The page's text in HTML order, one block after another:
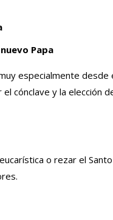
Papa
especialmente
cónclave y la elección
o rezar el